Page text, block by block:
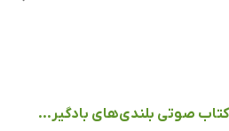
کتاب صوتی بلندی‌های بادگیر...